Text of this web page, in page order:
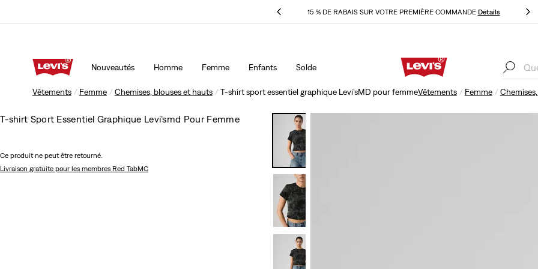
LE MEILLEUR DE LEVI'SMD – MAINTENANT DANS L’APPLIDétails
Nouveautés Homme Femme Enfants Solde
LE MEILLEUR DE LEVI'SMD – MAINTENANT DANS L’APPLI Détails
Vêtements Femme Chemises, blouses et hauts T-shirt sport essentiel graphique Levi’sMD pour femmeVêtements Femme
T-shirt Sport Essentiel Graphique Levi’smd Pour Femme
Ce produit ne peut être retourné.
Livraison gratuite pour les membres Red TabMC